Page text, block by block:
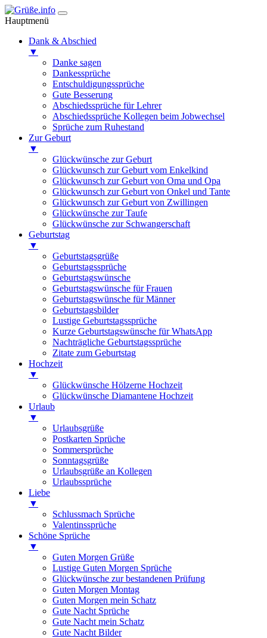
Hauptmenü
Dank & Abschied
▼
Danke sagen
Dankessprüche
Entschuldigungssprüche
Gute Besserung
Abschiedssprüche für Lehrer
Abschiedssprüche Kollegen beim Jobwechsel
Sprüche zum Ruhestand
Zur Geburt
▼
Glückwünsche zur Geburt
Glückwunsch zur Geburt vom Enkelkind
Glückwunsch zur Geburt von Oma und Opa
Glückwunsch zur Geburt von Onkel und Tante
Glückwunsch zur Geburt von Zwillingen
Glückwünsche zur Taufe
Glückwünsche zur Schwangerschaft
Geburtstag
▼
Geburtstagsgrüße
Geburtstagssprüche
Geburtstagswünsche
Geburtstagswünsche für Frauen
Geburtstagswünsche für Männer
Geburtstagsbilder
Lustige Geburtstagssprüche
Kurze Geburtstagswünsche für WhatsApp
Nachträgliche Geburtstagssprüche
Zitate zum Geburtstag
Hochzeit
▼
Glückwünsche Hölzerne Hochzeit
Glückwünsche Diamantene Hochzeit
Urlaub
▼
Urlaubsgrüße
Postkarten Sprüche
Sommersprüche
Sonntagsgrüße
Urlaubsgrüße an Kollegen
Urlaubssprüche
Liebe
▼
Schlussmach Sprüche
Valentinssprüche
Schöne Sprüche
▼
Guten Morgen Grüße
Lustige Guten Morgen Sprüche
Glückwünsche zur bestandenen Prüfung
Guten Morgen Montag
Guten Morgen mein Schatz
Gute Nacht Sprüche
Gute Nacht mein Schatz
Gute Nacht Bilder